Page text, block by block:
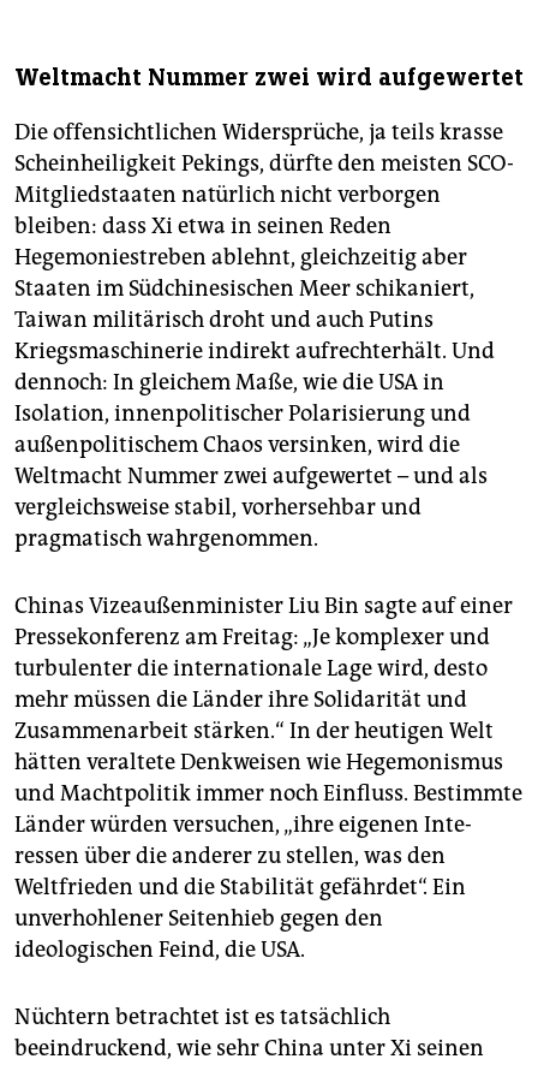
Weltmacht Nummer zwei wird aufgewertet
Die offensichtlichen Widersprüche, ja teils krasse
Scheinheiligkeit Pekings, dürfte den meisten SCO-
Mitgliedstaaten natürlich nicht verborgen
bleiben: dass Xi etwa in seinen Reden
Hegemoniestreben ablehnt, gleichzeitig aber
Staaten im Südchinesischen Meer schikaniert,
Taiwan militärisch droht und auch Putins
Kriegsmaschinerie indirekt aufrechterhält. Und
dennoch: In gleichem Maße, wie die USA in
Isolation, innenpolitischer Polarisierung und
außenpolitischem Chaos versinken, wird die
Weltmacht Nummer zwei aufgewertet – und als
vergleichsweise stabil, vorhersehbar und
pragmatisch wahrgenommen.
Chinas Vizeaußenminister Liu Bin sagte auf einer
Pressekonferenz am Freitag: „Je komplexer und
turbulenter die internationale Lage wird, desto
mehr müssen die Länder ihre Solidarität und
Zusammenarbeit stärken.“ In der heutigen Welt
hätten veraltete Denkweisen wie Hegemonismus
und Machtpolitik immer noch Einfluss. Bestimmte
Länder würden versuchen, „ihre eigenen Inte­
ressen über die anderer zu stellen, was den
Weltfrieden und die Stabilität gefährdet“. Ein
unverhohlener Seitenhieb gegen den
ideologischen Feind, die USA.
Nüchtern betrachtet ist es tatsächlich
beeindruckend, wie sehr China unter Xi seinen